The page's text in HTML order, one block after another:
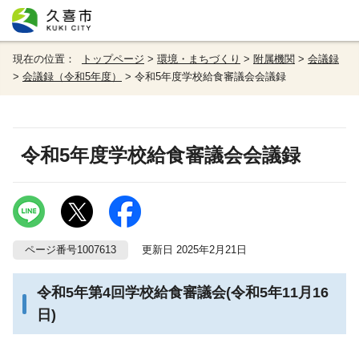
現在の位置： トップページ > 環境・まちづくり > 附属機関 > 会議録
> 会議録（令和5年度） > 令和5年度学校給食審議会会議録
令和5年度学校給食審議会会議録
ページ番号1007613 更新日 2025年2月21日
令和5年第4回学校給食審議会(令和5年11月16
日)